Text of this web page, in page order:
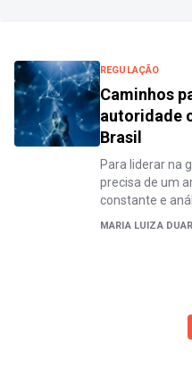
REGULAÇÃO
Caminhos
autoridade
Brasil
Para liderar na
precisa de um
constante e
MARIA LUIZA